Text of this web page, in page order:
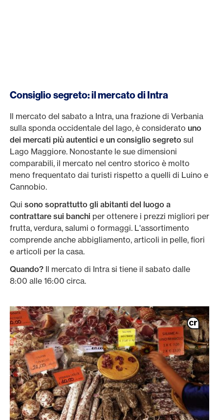
Consiglio segreto: il mercato di Intra
Il mercato del sabato a Intra, una frazione di Verbania
sulla sponda occidentale del lago, è considerato uno
dei mercati più autentici e un consiglio segreto sul
Lago Maggiore. Nonostante le sue dimensioni
comparabili, il mercato nel centro storico è molto
meno frequentato dai turisti rispetto a quelli di Luino e
Cannobio.
Qui sono soprattutto gli abitanti del luogo a
contrattare sui banchi per ottenere i prezzi migliori per
frutta, verdura, salumi o formaggi. L'assortimento
comprende anche abbigliamento, articoli in pelle, fiori
e articoli per la casa.
Quando? Il mercato di Intra si tiene il sabato dalle
8:00 alle 16:00 circa.